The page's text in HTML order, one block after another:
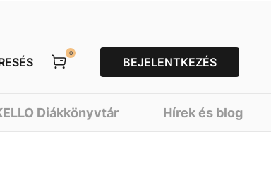
0
BEJELENTKEZÉS
Diákkönyvtár Hírek és blog